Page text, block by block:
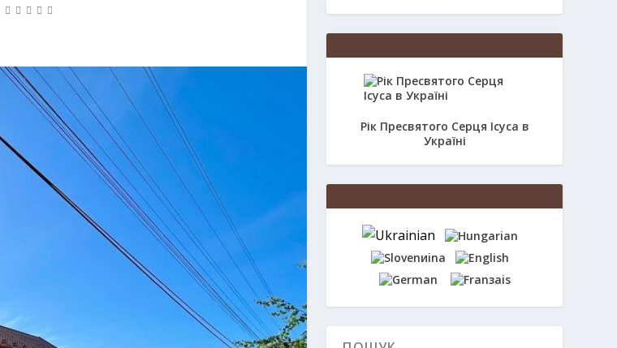
Рік Пресвятого Серця Ісуса в
Україні